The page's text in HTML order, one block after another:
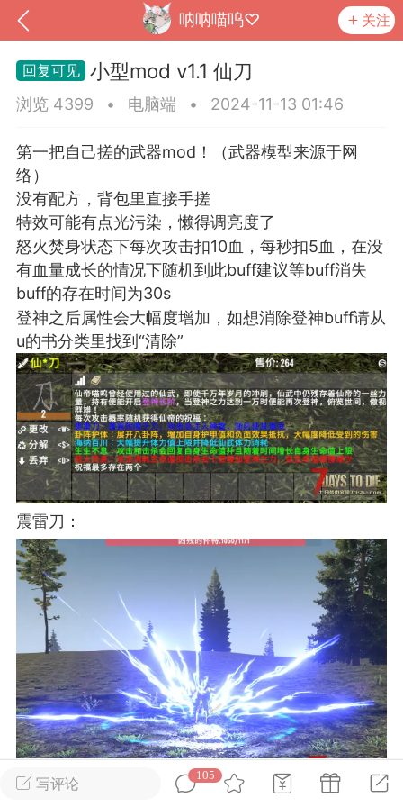
呐呐⁧♡喵呜 关注
我的钱包 道具
MOD下载 攻略教程 联机招募
大人
Lv.8
02-10 15:45
电脑端 其他&工具
卖挂
禁止发布联机可用的作弊模组，
单机辅助引流私下售卖服务器外挂！
作弊模组的发布规范近期收到一些信息
作弊模组在联机服务器使用,为了维护游
环境，中文网特此发布以下声明，规范
模组的发布行为：1. *...
汉
72 2.23w
大人
Lv.8
写评论
105
小型mod v1.1 仙刀
浏览 4399 • 电脑端 • 2024-11-13 01:46
第一把自己搓的武器mod！（武器模型来源于网
络）
没有配方，背包里直接手搓
特效可能有点光污染，懒得调亮度了
怒火焚身状态下每次攻击扣10血，每秒扣5血，在没
有血量成长的情况下随机到此buff建议等buff消失
buff的存在时间为30s
登神之后属性会大幅度增加，如想消除登神buff请从
u的书分类里找到“清除”
震雷刀：